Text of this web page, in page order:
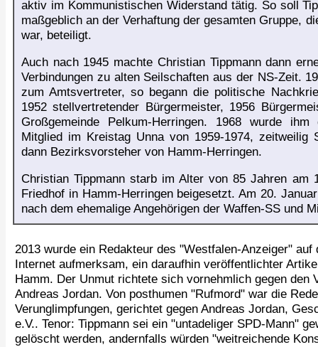
aktiv im Kommunistischen Widerstand tätig. So soll
maßgeblich an der Verhaftung der gesamten Gruppe,
war, beteiligt.
Auch nach 1945 machte Christian Tippmann dann
Verbindungen zu alten Seilschaften aus der NS-Zeit.
zum Amtsvertreter, so begann die politische
1952 stellvertretender Bürgermeister, 1956
Großgemeinde Pelkum-Herringen. 1968 wurde
Mitglied im Kreistag Unna von 1959-1974, zeitweilig
dann Bezirksvorsteher von Hamm-Herringen.
Christian Tippmann starb im Alter von 85 Jahren am
Friedhof in Hamm-Herringen beigesetzt. Am 20.
nach dem ehemalige Angehörigen der Waffen-SS und
2013 wurde ein Redakteur des "Westfalen-Anzeiger"
Internet aufmerksam, ein daraufhin veröffentlichter
Hamm. Der Unmut richtete sich vornehmlich gegen den
Andreas Jordan. Von posthumen "Rufmord" war die
Verunglimpfungen, gerichtet gegen Andreas Jordan,
e.V.. Tenor: Tippmann sei ein "untadeliger SPD-Mann"
gelöscht werden, andernfalls würden "weitreichende